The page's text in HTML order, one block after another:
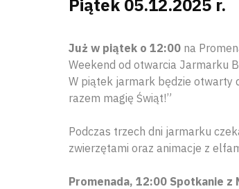
Piątek 05.12.2025 r.
Już w piątek o 12:00 na
Weekend od otwarcia Jarmarku
W piątek jarmark będzie otwarty
razem magię Świąt!”
Podczas trzech dni jarmarku
zwierzętami oraz animacje z
Promenada, 12:00 Spotkanie z